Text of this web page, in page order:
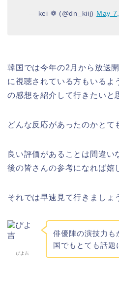
— kei ❁ (@dn_kiij) May
韓国では今年の2月から放送
に視聴されている方もいるよ
の感想を紹介して行きたいと
どんな反応があったのかとて
良い評価があることは間違い
後の皆さんの参考になれば嬉
それでは早速見て行きましょ
ぴよ吉
俳優陣の演技力も
国でもとても話題